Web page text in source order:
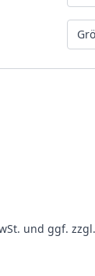
und ggf. zzgl.